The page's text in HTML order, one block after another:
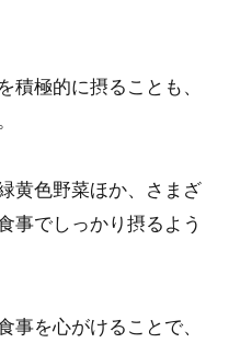
積極的に摂ることも、
黄色野菜ほか、さまざ
事でしっかり摂るよう
事を心がけることで、